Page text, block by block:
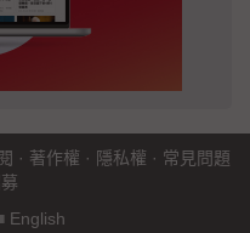
· 著作權 · 隱私權 · 常見問題
English